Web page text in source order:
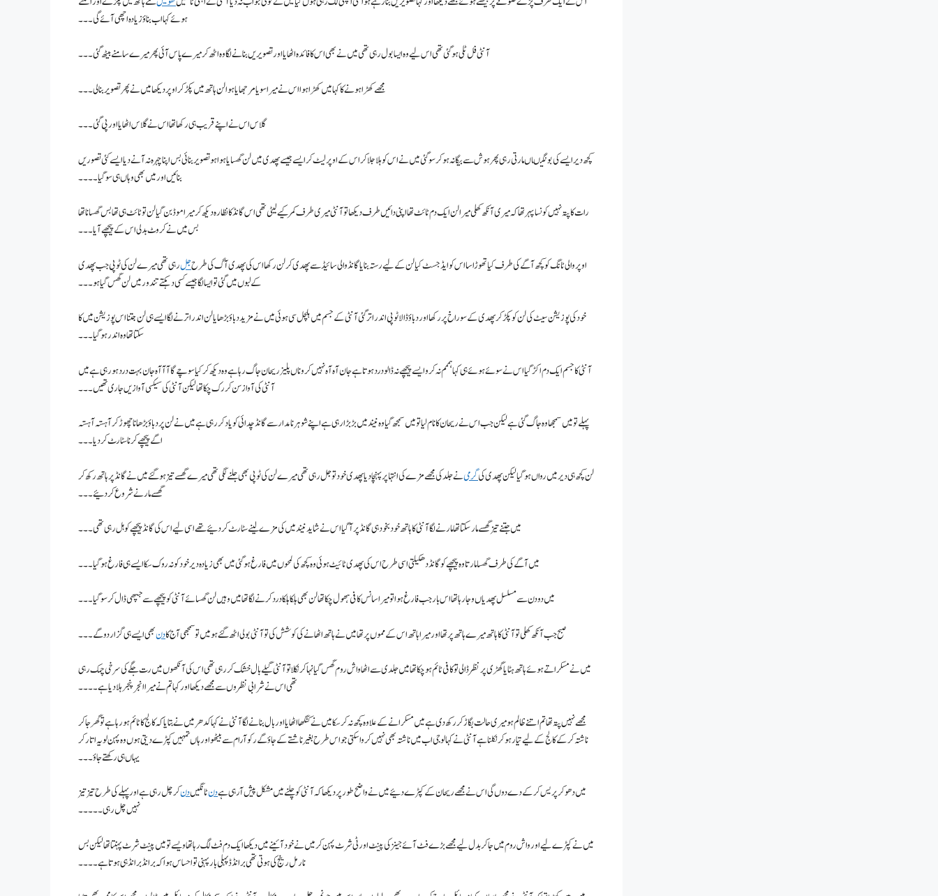
ہوئے کہا اب بناؤ زیادہ اچھی آئے گی۔۔۔
آنٹی فل ٹلی ہو گئی تھی اس لیے وہ ایسا بول رہی تھی میں نے بھی اس کا فائدہ اٹھایا اور تصویریں بنانے لگا وہ اٹھ کر میرے پاس آئی پھر میرے سامنے بیٹھ گئی ۔۔۔
مجھے کھڑا ہونے کا کہا میں کھڑا ہوا اس نے میرا سویا مرجھایا ہوا لن ہاتھ میں پکڑ کر اوپر دیکھا میں نے پھر تصویر بنا لی۔۔۔
گلاس اس نے اپنے قریب ہی رکھا تھا اس نے گلاس اٹھایا اور پی گئی۔۔۔
کچھ دیر ایسے کی بونگیںاں مارتی رہی پھر ہوش سے بیگانہ ہو کر سو گئی میں نے اس کو ہلا جلا کر اس کے اوپر لیٹ کر ایسے جیسے پھدی میں لن گھسایا ہوا ہو تصویر بنائی بس اپنا چہرہ نہ آنے دیا ایسے کئی تصوریں
بنائیں اور میں بھی وہاں ہی سو گیا۔۔۔۔
رات کا پتہ نہیں کونسا پہر تھا کہ میری آنکھ کھلی میرا لن ایک دم ٹائٹ تھا اپنی دائیں طرف دیکھا تو آنٹی میری طرف کمر کیے لیٹی تھی اس گانڈ کا نظارہ دیکھ کر میرا موڈ بن گیا لن تو ٹائٹ ہی تھا بس گھسانا تھا
بس میں نے کروٹ بدلی اس کے پیچھے آیا ۔۔۔
اوپر والی ٹانگ کو کچھ آگے کی طرف کیا تھوڑا سا اس کو ایڈجسٹ کیا لن کے لیے رستہ بنایا گانڈ والی سائیڈ سے پھدی کر لن رکھا اس کی پھدی آگ کی طرحجلرہی تھی میرے لن کی ٹوپی جب پھدی
کے لبوں میں گئی تو ایسا لگا جیسے کسی دہکتے تندور میں لن گھس گیا ہو۔۔۔
خود کی پوزیشن سیٹ کی لن کو پکڑ کر پھدی کے سوراخ پر رکھا اور دباؤ ڈالا ٹوپی اندر اتر گئی آنٹی کے جسم میں ہلچل سی ہوئی میں نے مزید دباؤ بڑھایا لن اندر اترنے لگا ایسے ہی لن جتنا اس پوزیشن میں کا
سکتا تھا وہ اندر ہو گیا ۔۔۔
آنٹی کا جسم ایک دم اکڑ گیا اس نے سوئے ہوئے ہی کہا ہممم نہ کرو ایسے پیچھے نہ ڈالو درد ہوتا ہے جان آہ آہ نہیں کرو ناں پلیز ریحان جاگ رہا ہے وہ دیکھ کر کیا سوچے گا آآآہ جان بہت درد ہو رہی ہے میں
آنٹی کی آواز سن کر رک چکا تھا لیکن آنٹی کی سیکسی آوازیں جاری تھیں ۔۔۔
پہلے تو میں سمجھا وہ جاگ گئی ہے لیکن جب اس نے ریحان کا نام لیا تو میں سمجھ گیا وہ نیند میں بڑبڑا رہی ہے اپنے شوہر نامدار سے گانڈ چدائی کو یاد کر رہی ہے میں نے لن پر دباؤ بڑھانا چھوڑ کر آہستہ آہستہ
اگے پیچھے کرنا سٹارٹ کر دیا ۔۔۔
لن کچھ ہی دیر میں رواں ہو گیا لیکن پھدی کیگرمینے جلد کی مجھے مزے کی انتہا پر پہنچا دیا پھدی خود تو جل رہی تھی میرے لن کی ٹوپی بھی جلنے لگی تھی میرے گھسے تیز ہو گئے میں نے گانڈ پر ہاتھ رکھ کر
گھسے مارنے شروع کر دئیے۔۔۔
میں جتنے تیز گھسے مار سکتا تھا مارنے لگا آنٹی کا ہاتھ خود بخود ہی گانڈ پر آگیا اس نے شاید نیند میں کی مزے لینے سٹارٹ کر دئیے تھے اسی لیے اس کی گانڈ پیچھے کو ہل رہی تھی۔۔۔
میں آگے کی طرف گھسا مارتا وہ پیچھے کو گانڈ دھکیلتی اسی طرح اس کی پھدی ٹائیٹ ہوئی وہ کچھ کی لمحوں میں فارغ ہو گئی میں بھی زیادہ دیر خود کو نہ روک سکا ایسے ہی فارغ ہو گیا۔۔۔
میں دو دن سے مسلسل پھدیاں وجا رہا تھا اس بار جب فارغ ہوا تو میرا سانس کافی ہھول چکا تھا لن بھی ہلکا ہلکا درد کرنے لگا تھا میں وہیں لن گھسائے آنٹی کو پیچھے سے جپھی ڈال کر سو گیا ۔۔۔
صبح جب آنکھ کھلی تو آنٹی کا ہاتھ میرے ہاتھ پر تھا اور میرا ہاتھ اس کے مموں پر تھا میں نے ہاتھ اٹھانے کی کوشش کی تو آنٹی بولی اٹھ گئے ہو میں تو سمجھی آج کادنبھی ایسے ہی گزار دو گے ۔۔۔
میں نے مسکراتے ہوئے ہاتھ ہٹایا گھڑی پر نظر ڈالی تو کافی ٹائم ہو چکا تھا میں جلدی سے اٹھا واش روم گھس گیا نہا کر نکلا تو آنٹی گیلے بال خشک کر رہی تھی اس کی آنکھوں میں رت جگے کی سرخی چمک رہی
تھی اس نے شرابی نظروں سے مجھے دیکھا اور کہا تم نے میرا انجر پنجر ہلا دیا ہے۔۔۔۔
مجھے نہیں پتہ تھا تم اتنے ظالم ہو میری حالت بگاڑ کر رکھ دی ہے میں مسکرانے کے علاوہ کچھ نہ کر سکا میں نے کنگھا اٹھایا اور بال بنانے لگا آنٹی نے کہا کدھر میں نے بتایا کہ کالج کا ٹائم ہو رہا ہے تو گھر جا کر
ناشتہ کرکے کالج کے لیے تیار ہو کر نکلنا ہے آنٹی نے کہا لو جی اب میں ناشتہ بھی نہیں کروا سکتی جو اس طرح بغیر ناشتے کے جاؤ گے رکو آرام سے بیٹھو اور ہاں تمہیں کپڑے دیتی ہوں وہ پہن لو یہ اتار کر
یہاں ہی رکھتے جاؤ۔۔۔
میں دھو کر پریس کرکے دے دوں گی اس نے مجھے ریحان کے کپڑے دئیے میں نے واضح طور پر دیکھا کہ آنٹی کو چلنے میں مشکل پیش آرہی ہےدنٹانگیںدنکر چل رہی ہے اور پہلے کی طرح تیز تیز
نہیں چل رہی۔۔۔۔۔
میں نے کپڑے لیے اور واش روم میں جا کر بدل لیے مجھے بڑے فٹ آئے جینز کی پینٹ اور ٹی شرٹ پہن کر میں نے خود آئینے میں دیکھا ایک دم فٹ لگ رہا تھا ویسے تو میں پینٹ شرٹ پہنتا تھا لیکن بس
نارمل رینج کی ہوتی تھی برانڈڈ پہلی بار پہنی تو احساس ہوا کہ برانڈ برانڈ ہی ہوتا ہے۔۔۔۔